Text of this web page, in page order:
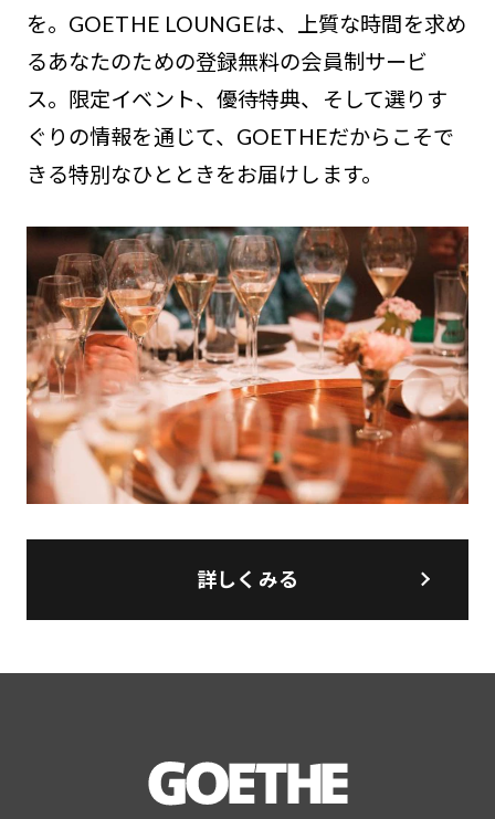
を。GOETHE LOUNGEは、上質な時間を求め
るあなたのための登録無料の会員制サービ
ス。限定イベント、優待特典、そして選りす
ぐりの情報を通じて、GOETHEだからこそで
きる特別なひとときをお届けします。
詳しくみる